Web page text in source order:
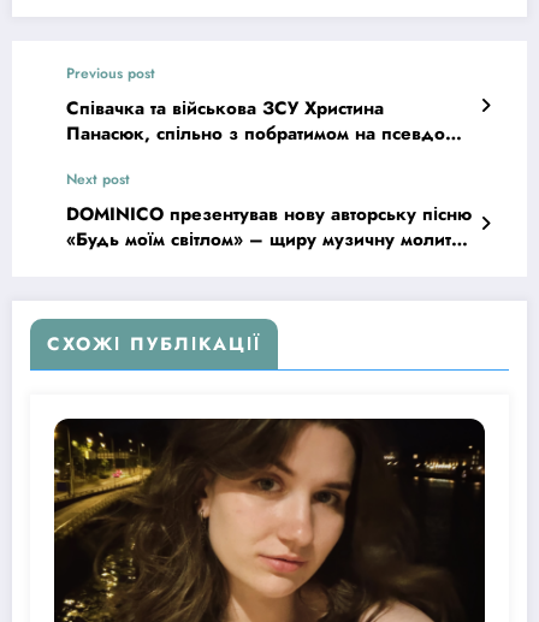
Previous post
Співачка та військова ЗСУ Христина
Панасюк, спільно з побратимом на псевдо
«Вірні завжди»
Next post
DOMINICO презентував нову авторську пісню
«Будь моїм світлом» – щиру музичну молитву
СХОЖІ ПУБЛІКАЦІЇ